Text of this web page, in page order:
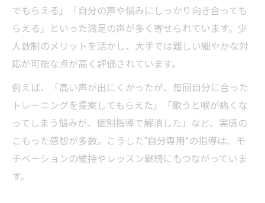
でもらえる」「自分の声や悩みにしっかり向き合っても
らえる」といった満足の声が多く寄せられています。少
人数制のメリットを活かし、大手では難しい細やかな対
応が可能な点が高く評価されています。
例えば、「高い声が出にくかったが、毎回自分に合った
トレーニングを提案してもらえた」「歌うと喉が痛くな
ってしまう悩みが、個別指導で解消した」など、実感の
こもった感想が多数。こうした“自分専用”の指導は、モ
チベーションの維持やレッスン継続にもつながっていま
す。